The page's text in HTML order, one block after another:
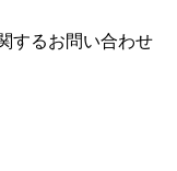
するお問い合わせ